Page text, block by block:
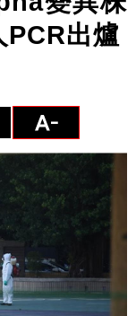
PCR出爐